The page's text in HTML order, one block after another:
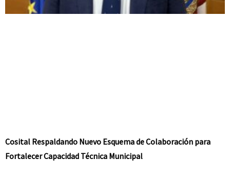
Cosital Respaldando Nuevo Esquema de Colaboración para
Fortalecer Capacidad Técnica Municipal